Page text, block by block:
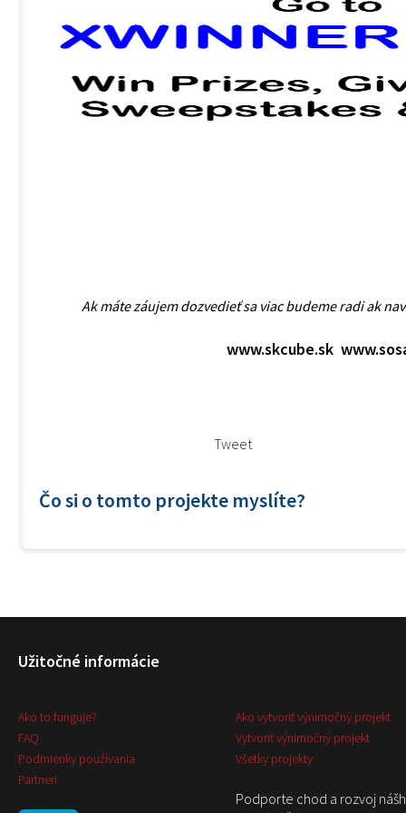
Ak máte záujem dozvedieť sa viac budeme radi ak
www.skcube.sk
Tweet
Čo si o tomto projekte myslíte?
Užitočné informácie
Ako to funguje?
FAQ
Podmienky používania
Partneri
Ako vytvoriť výnimočný projekt
Vytvoriť výnimočný projekt
Všetky projekty
Podporte chod a rozvoj